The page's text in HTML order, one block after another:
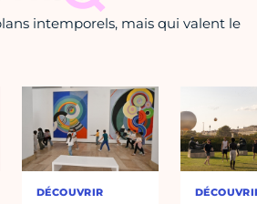
intemporels, mais qui valent le
DÉCOUVRIR